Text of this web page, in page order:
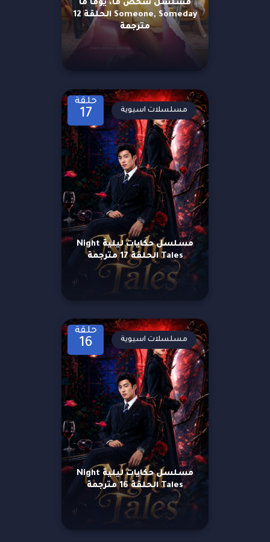
مسلسل شخص ما، يومًا ما
Someone, Someday الحلقة 12
مترجمة
حلقة
17
مسلسل حكايات ليلية Night
Tales الحلقة 17 مترجمة
مسلسلات اسيوية
حلقة
16
مسلسل حكايات ليلية Night
Tales الحلقة 16 مترجمة
مسلسلات اسيوية